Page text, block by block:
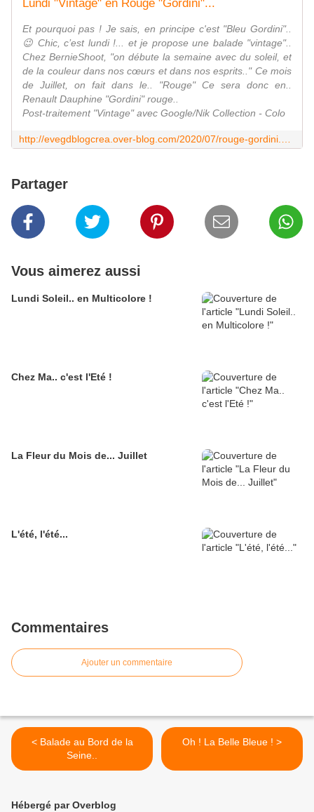
Lundi "Vintage" en Rouge "Gordini"...
Et pourquoi pas ! Je sais, en principe c'est "Bleu Gordini"..
😉 Chic, c’est lundi !... et je propose une balade "vintage"..
Chez BernieShoot, "on débute la semaine avec du soleil, et
de la couleur dans nos cœurs et dans nos esprits.." Ce mois
de Juillet, on fait dans le.. "Rouge" Ce sera donc en..
Renault Dauphine "Gordini" rouge..
Post-traitement "Vintage" avec Google/Nik Collection - Colo
Partager
Vous aimerez aussi
Lundi Soleil.. en Multicolore !
Chez Ma.. c'est l'Eté !
La Fleur du Mois de... Juillet
L'été, l'été...
Commentaires
Ajouter un commentaire
< Balade au Bord de la
Seine..
Oh ! La Belle Bleue ! >
Hébergé par Overblog